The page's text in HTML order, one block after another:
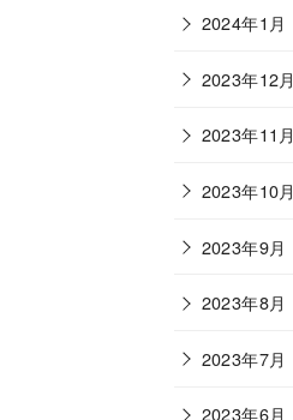
2024年1月
2023年12月
2023年11月
2023年10月
2023年9月
2023年8月
2023年7月
2023年6月